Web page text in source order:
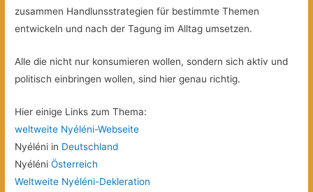
zusammen Handlunsstrategien für bestimmte Themen
entwickeln und nach der Tagung im Alltag umsetzen.
Alle die nicht nur konsumieren wollen, sondern sich aktiv und
politisch einbringen wollen, sind hier genau richtig.
Hier einige Links zum Thema:
weltweite Nyéléni-Webseite
Nyéléni in Deutschland
NyéléniÖsterreich
Weltweite Nyéléni-Dekleration